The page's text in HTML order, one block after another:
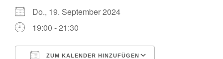
Do., 19. September 2024
19:00 - 21:30
ZUM KALENDER HINZUFÜGEN